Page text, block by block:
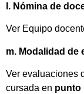
l. Nómina de
Ver Equipo
m. Modalidad de
Ver evaluaciones
cursada en punto